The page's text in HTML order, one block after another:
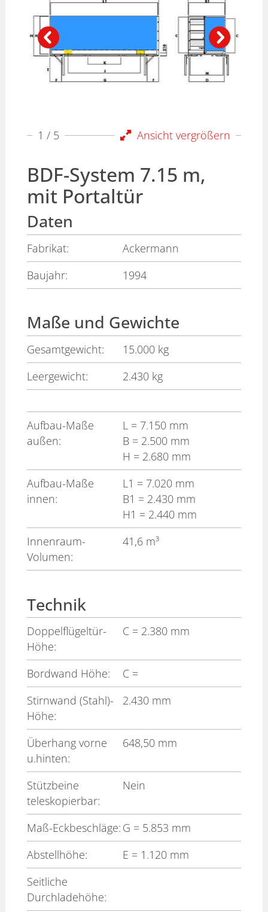
Ansicht vergrößern
1 / 5
BDF-System 7.15 m,
mit Portaltür
Daten
Fabrikat:
Ackermann
Baujahr:
1994
Maße und Gewichte
Gesamtgewicht:
15.000 kg
Leergewicht:
2.430 kg
Aufbau-Maße
außen:
L = 7.150 mm
B = 2.500 mm
H = 2.680 mm
Aufbau-Maße
innen:
L1 = 7.020 mm
B1 = 2.430 mm
H1 = 2.440 mm
Innenraum-
Volumen:
41,6 m³
Technik
Doppelflügeltür-
Höhe:
C = 2.380 mm
Bordwand Höhe: C =
Stirnwand (Stahl)-
Höhe:
2.430 mm
Überhang vorne
u.hinten:
648,50 mm
Stützbeine
teleskopierbar:
Nein
Maß-Eckbeschläge: G = 5.853 mm
Abstellhöhe:
E = 1.120 mm
Seitliche
Durchladehöhe: